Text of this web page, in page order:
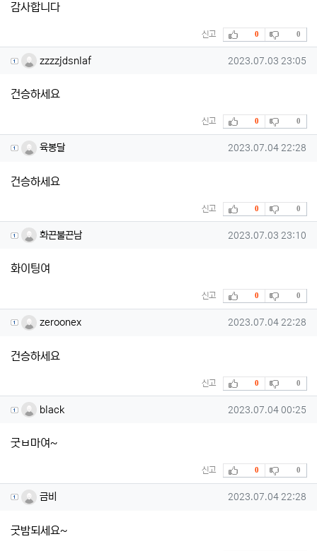
감사합니다
신고 추천
0 비추천
0
zzzzjdsnlaf님의 댓글
zzzzjdsnlaf 작성일
2023.07.03 23:05
건승하세요
신고 추천
0 비추천
0
육봉달님의 댓글
육봉달 작성일
2023.07.04 22:28
건승하세요
신고 추천
0 비추천
0
화끈불끈남님의 댓글
화끈불끈남 작성일
2023.07.03 23:10
화이팅여
신고 추천
0 비추천
0
zeroonex님의 댓글
zeroonex 작성일
2023.07.04 22:28
건승하세요
신고 추천
0 비추천
0
black님의 댓글
black 작성일
2023.07.04 00:25
굿ㅂ마여~
신고 추천
0 비추천
0
금비님의 댓글
금비 작성일
2023.07.04 22:28
굿밤되세요~